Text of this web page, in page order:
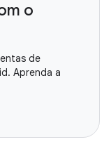
o
de
Aprenda a